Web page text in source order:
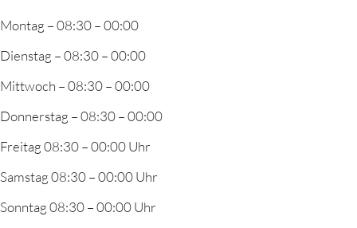
Montag – 08:30 – 00:00
Dienstag – 08:30 – 00:00
Mittwoch – 08:30 – 00:00
Donnerstag – 08:30 – 00:00
Freitag 08:30 – 00:00 Uhr
Samstag 08:30 – 00:00 Uhr
Sonntag 08:30 – 00:00 Uhr